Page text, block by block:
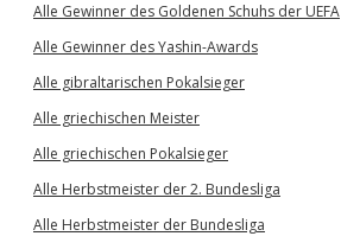
Alle Gewinner des Goldenen Schuhs der UEFA
Alle Gewinner des Yashin-Awards
Alle gibraltarischen Pokalsieger
Alle griechischen Meister
Alle griechischen Pokalsieger
Alle Herbstmeister der 2. Bundesliga
Alle Herbstmeister der Bundesliga